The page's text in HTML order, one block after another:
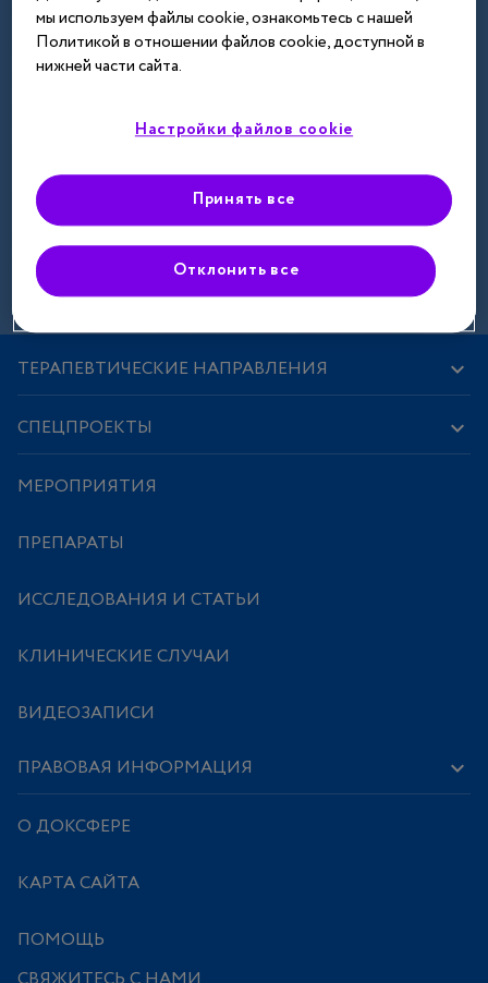
Далее
Зарегистрироваться
ТЕРАПЕВТИЧЕСКИЕ НАПРАВЛЕНИЯ
СПЕЦПРОЕКТЫ
МЕРОПРИЯТИЯ
ПРЕПАРАТЫ
ИССЛЕДОВАНИЯ И СТАТЬИ
КЛИНИЧЕСКИЕ СЛУЧАИ
ВИДЕОЗАПИСИ
ПРАВОВАЯ ИНФОРМАЦИЯ
О ДОКСФЕРЕ
КАРТА САЙТА
ПОМОЩЬ
мы используем файлы cookie, ознакомьтесь с нашей
Политикой в отношении файлов cookie, доступной в
нижней части сайта.
Настройки файлов cookie
Отклонить все
Принять все